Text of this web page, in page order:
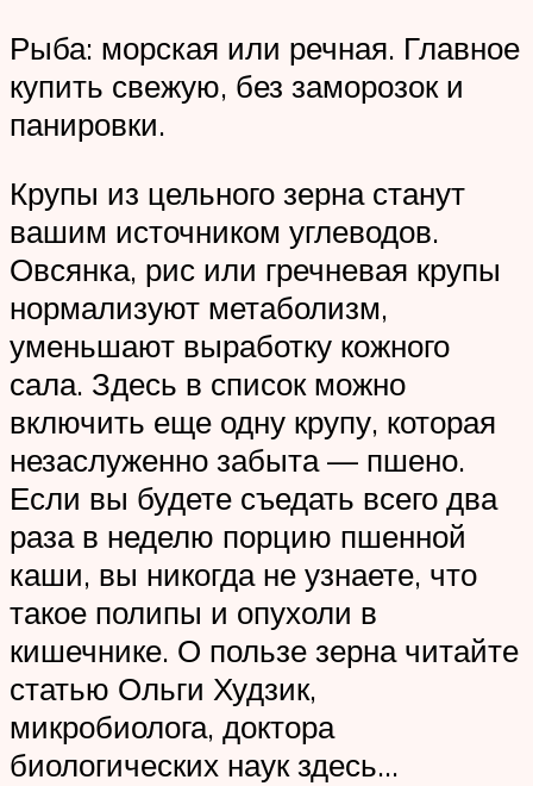
Рыба: морская или речная. Главное
купить свежую, без заморозок и
панировки.
Крупы из цельного зерна станут
вашим источником углеводов.
Овсянка, рис или гречневая крупы
нормализуют метаболизм,
уменьшают выработку кожного
сала. Здесь в список можно
включить еще одну крупу, которая
незаслуженно забыта — пшено.
Если вы будете съедать всего два
раза в неделю порцию пшенной
каши, вы никогда не узнаете, что
такое полипы и опухоли в
кишечнике. О пользе зерна читайте
статью Ольги Худзик,
микробиолога, доктора
биологических наук здесь…